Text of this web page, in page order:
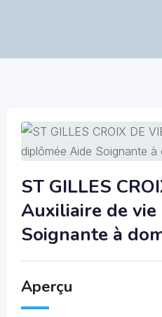
ST GILLES
Auxiliaire de
Soignante à
Aperçu